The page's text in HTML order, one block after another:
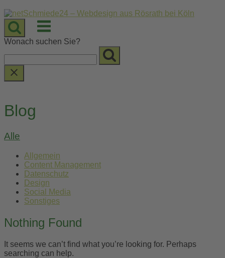
Skip
to
content
Menu
Wonach suchen Sie?
Blog
Alle
Allgemein
Content Management
Datenschutz
Design
Social Media
Sonstiges
Nothing Found
It seems we can’t find what you’re looking for. Perhaps
searching can help.